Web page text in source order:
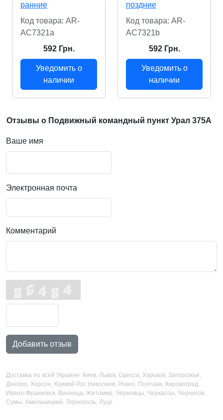
ранние
Код товара: AR-
AC7321a
592 Грн.
Уведомить о
наличии
поздние
Код товара: AR-
AC7321b
592 Грн.
Уведомить о
наличии
Отзывы о Подвижный командный пункт Урал 375A
Ваше имя
Электронная почта
Комментарий
Добавить отзыв
Доставка по всей Украине: Киев, Львов, Одесса, Харьков, Запорожье,
Днепро, Херсон, Кривой Рог, Николаев, Ровно, Полтава, Кировоград,
Ивано-Франковск, Винница, Житомир, Черновцы, Черкассы, Чернигов,
Сумы, Хмельницкий, Тернополь, Луцк